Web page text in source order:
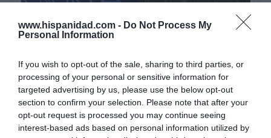
www.hispanidad.com - Do Not Process My
Personal Information
If you wish to opt-out of the sale, sharing to third parties, or
processing of your personal or sensitive information for
targeted advertising by us, please use the below opt-out
section to confirm your selection. Please note that after your
opt-out request is processed you may continue seeing
interest-based ads based on personal information utilized by
Nokia, Ericsson... Huawei: lo que importan
son las patentes
Eulogio López
Isabel Pantoja pierde dos pleitos